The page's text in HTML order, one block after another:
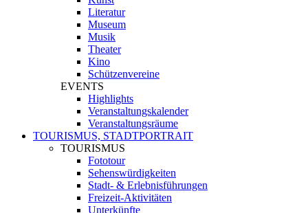
Literatur
Museum
Musik
Theater
Kino
Schützenvereine
EVENTS
Highlights
Veranstaltungskalender
Veranstaltungsräume
TOURISMUS, STADTPORTRAIT
TOURISMUS
Fototour
Sehenswürdigkeiten
Stadt- & Erlebnisführungen
Freizeit-Aktivitäten
Unterkünfte